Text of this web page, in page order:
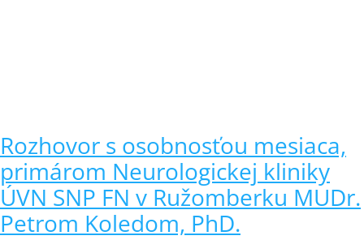
Rozhovor s osobnosťou mesiaca,
primárom Neurologickej kliniky
ÚVN SNP FN v Ružomberku MUDr.
Petrom Koledom, PhD.